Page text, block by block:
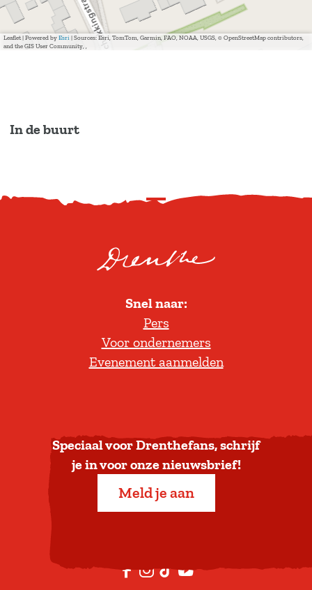
In de buurt
Leaflet | Powered by Esri | Sources: Esri, TomTom, Garmin, FAO, NOAA, USGS, © OpenStreetMap contributors,
and the GIS User Community, ,
S
o
l
t
e
r
a
a
b
n
Snel naar:
Pers
Voor ondernemers
Evenement aanmelden
Speciaal voor Drenthefans, schrijf
je in voor onze nieuwsbrief!
Meld je aan
F
I
T
Y